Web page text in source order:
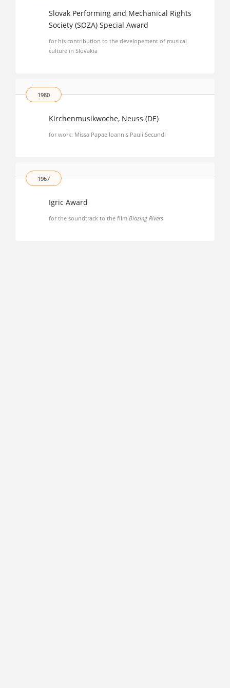
Slovak Performing and Mechanical Rights
Society (SOZA) Special Award
for his contribution to the developement of musical
culture in Slovakia
1980
Kirchenmusikwoche, Neuss (DE)
for work: Missa Papae Ioannis Pauli Secundi
1967
Igric Award
for the soundtrack to the film Blazing Rivers